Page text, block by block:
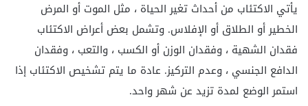
يأتي الاكتئاب من أحداث تغير الحياة ، مثل الموت أو المرض
الخطير أو الطلاق أو الإفلاس. وتشمل بعض أعراض الاكتئاب
فقدان الشهية ، وفقدان الوزن أو الكسب ، والتعب ، وفقدان
الدافع الجنسي ، وعدم التركيز. عادة ما يتم تشخيص الاكتئاب إذا
استمر الوضع لمدة تزيد عن شهر واحد.